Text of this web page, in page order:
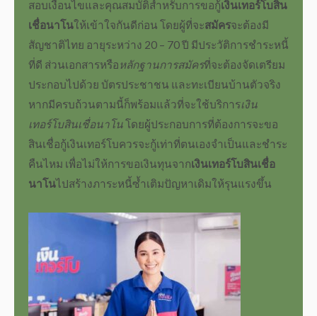
สอบเงื่อนไขและคุณสมบัติสำหรับการขอกู้เงินเทอร์โบสิน
เชื่อนาโนให้เข้าใจกันดีก่อน โดยผู้ที่จะสมัครจะต้องมี
สัญชาติไทย อายุระหว่าง 20 – 70 ปี มีประวัติการชำระหนี้
ที่ดี ส่วนเอกสารหรือหลักฐานการสมัครที่จะต้องจัดเตรียม
ประกอบไปด้วย บัตรประชาชน และทะเบียนบ้านตัวจริง
หากมีครบถ้วนตามนี้ก็พร้อมแล้วที่จะใช้บริการเงิน
เทอร์โบสินเชื่อนาโนโดยผู้ประกอบการที่ต้องการจะขอ
สินเชื่อกู้เงินเทอร์โบควรจะกู้เท่าที่ตนเองจำเป็นและชำระ
คืนไหม เพื่อไม่ให้การขอเงินทุนจากเงินเทอร์โบสินเชื่อ
นาโนไปสร้างภาระหนี้ซ้ำเติมปัญหาเดิมให้รุนแรงขึ้น